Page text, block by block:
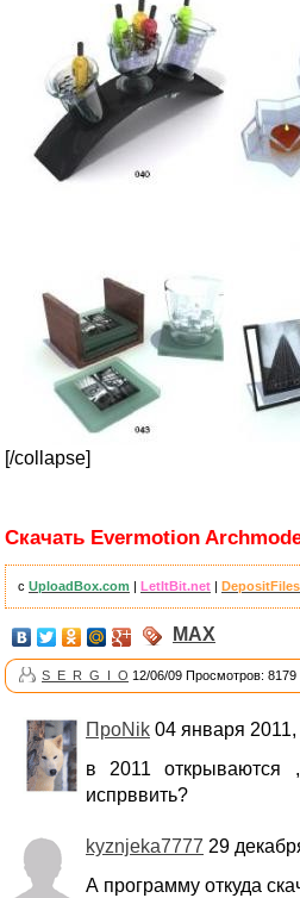
[/collapse]
Скачать Evermotion
с UploadBox.com LetItBit.net
MAX
S_E_R_G_I_O 12/06/09 Просмотров: 8179
ПроNik 04 января
в 2011 открываются
испрввить?
kyznjeka7777 29
А программу откуда